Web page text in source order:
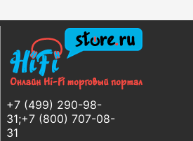
+7 (499) 290-98-
31;+7 (800) 707-08-
31